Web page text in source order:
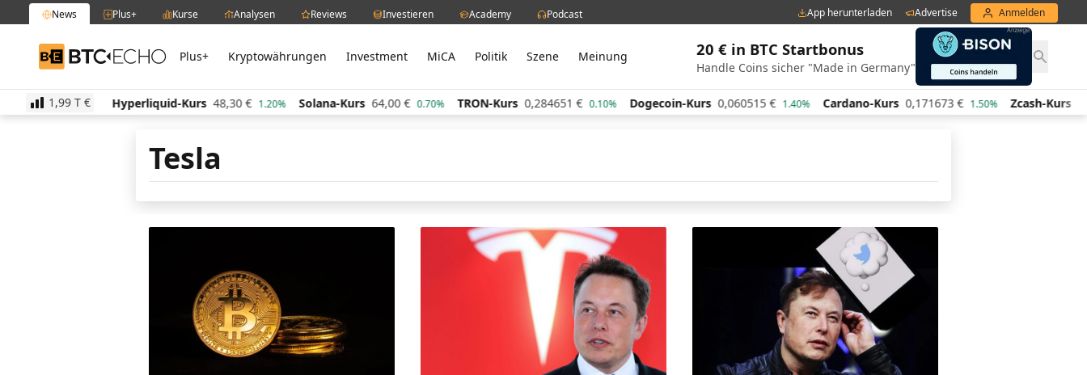
News Plus+ Kurse Analysen Reviews Investieren Academy Podcast App herunterladen Advertise Anmelden
BTC-ECHO Plus+ Kryptowährungen Investment MiCA Politik Szene Meinung 20 € in BTC Startbonus
Handle Coins sicher "Made in Germany"
1,99 T €
-0.30% Hyperliquid-Kurs 48,30 € 1.20% Solana-Kurs 64,00 € 0.70% TRON-Kurs 0,284651 € 0.10% Dogecoin-Kurs 0,060515 € 1.40% Cardano-Kurs 0,171673 € 1.50% Zcash-Kurs 440,71
Tesla